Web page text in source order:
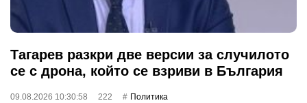
Тагарев разкри две версии за случилото
се с дрона, който се взриви в България
09.08.2026 10:30:58 222 Политика